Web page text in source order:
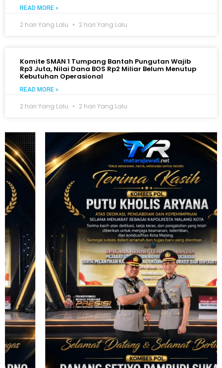
READ MORE »
2 hari Yang Lalu 2 hari Yang Lalu
Komite SMAN 1 Tumpang Bantah Pungutan Wajib
Rp3 Juta, Nilai Dana BOS Rp2 Miliar Belum Menutup
Kebutuhan Operasional
READ MORE »
2 hari Yang Lalu 2 hari Yang Lalu